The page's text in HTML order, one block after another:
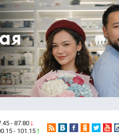
- 87.80
- 101.15